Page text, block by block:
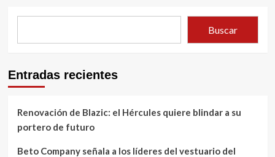
Buscar
Entradas recientes
Renovación de Blazic: el Hércules quiere blindar a su
portero de futuro
Beto Company señala a los líderes del vestuario del